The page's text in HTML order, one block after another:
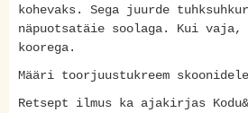
kohevaks. Sega juurde
näpuotsatäie soolaga. Kui vaja,
koorega.
Määri toorjuustukreem
Retsept ilmus ka ajakirjas